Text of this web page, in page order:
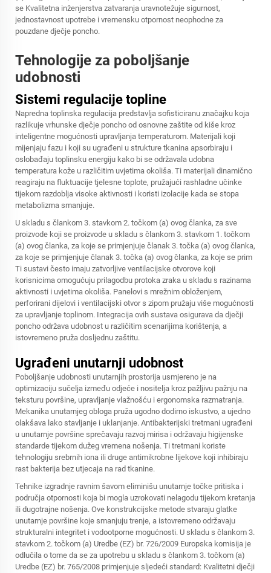
se Kvalitetna inženjerstva zatvaranja uravnotežuje sigurnost,
jednostavnost upotrebe i vremensku otpornost neophodne za
pouzdane dječje poncho.
Tehnologije za poboljšanje
udobnosti
Sistemi regulacije topline
Napredna toplinska regulacija predstavlja sofisticiranu značajku koja
razlikuje vrhunske dječje poncho od osnovne zaštite od kiše kroz
inteligentne mogućnosti upravljanja temperaturom. Materijali koji
mijenjaju fazu i koji su ugrađeni u strukture tkanina apsorbiraju i
oslobađaju toplinsku energiju kako bi se održavala udobna
temperatura kože u različitim uvjetima okoliša. Ti materijali dinamično
reagiraju na fluktuacije tjelesne toplote, pružajući rashladne učinke
tijekom razdoblja visoke aktivnosti i koristi izolacije kada se stopa
metabolizma smanjuje.
U skladu s člankom 3. stavkom 2. točkom (a) ovog članka, za sve
proizvode koji se proizvode u skladu s člankom 3. stavkom 1. točkom
(a) ovog članka, za koje se primjenjuje članak 3. točka (a) ovog članka,
za koje se primjenjuje članak 3. točka (a) ovog članka, za koje se prim
Ti sustavi često imaju zatvorljive ventilacijske otvorove koji
korisnicima omogućuju prilagodbu protoka zraka u skladu s razinama
aktivnosti i uvjetima okoliša. Panelovi s mrežnim obloženjem,
perforirani dijelovi i ventilacijski otvor s zipom pružaju više mogućnosti
za upravljanje toplinom. Integracija ovih sustava osigurava da dječji
poncho održava udobnost u različitim scenarijima korištenja, a
istovremeno pruža dosljednu zaštitu.
Ugrađeni unutarnji udobnost
Poboljšanje udobnosti unutarnjih prostorija usmjereno je na
optimizaciju sučelja između odjeće i nositelja kroz pažljivu pažnju na
teksturu površine, upravljanje vlažnošću i ergonomska razmatranja.
Mekanika unutarnjeg obloga pruža ugodno dodirno iskustvo, a ujedno
olakšava lako stavljanje i uklanjanje. Antibakterijski tretmani ugrađeni
u unutarnje površine sprečavaju razvoj mirisa i održavaju higijenske
standarde tijekom dužeg vremena nošenja. Ti tretmani koriste
tehnologiju srebrnih iona ili druge antimikrobne lijekove koji inhibiraju
rast bakterija bez utjecaja na rad tkanine.
Tehnike izgradnje ravnim šavom eliminišu unutarnje točke pritiska i
područja otpornosti koja bi mogla uzrokovati nelagodu tijekom kretanja
ili dugotrajne nošenja. Ove konstrukcijske metode stvaraju glatke
unutarnje površine koje smanjuju trenje, a istovremeno održavaju
strukturalni integritet i vodootporne mogućnosti. U skladu s člankom 3.
stavkom 2. točkom (a) Uredbe (EZ) br. 726/2009 Europska komisija je
odlučila o tome da se za upotrebu u skladu s člankom 3. točkom (a)
Uredbe (EZ) br. 765/2008 primjenjuje sljedeći standard: Kvalitetni dječji